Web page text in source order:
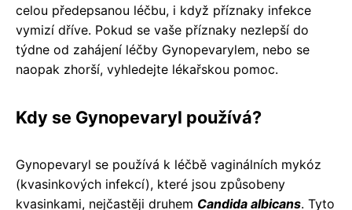
celou předepsanou léčbu, i když příznaky infekce
vymizí dříve. Pokud se vaše příznaky nezlepší do
týdne od zahájení léčby Gynopevarylem, nebo se
naopak zhorší, vyhledejte lékařskou pomoc.
Kdy se Gynopevaryl používá?
Gynopevaryl se používá k léčbě vaginálních mykóz
(kvasinkových infekcí), které jsou způsobeny
kvasinkami, nejčastěji druhem Candida albicans. Tyto